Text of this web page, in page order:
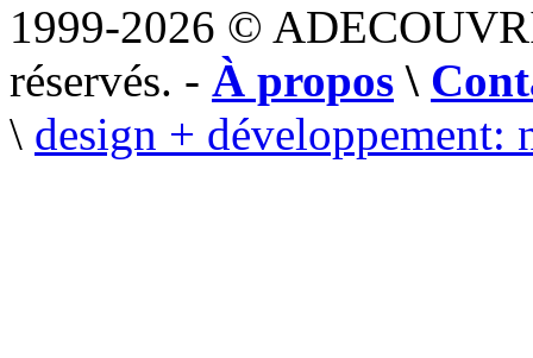
1999-2026 ©
réservés. - À propos \
\ design + développement: